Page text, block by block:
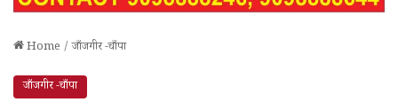
Home / जाँजगीर -चाँपा
जाँजगीर -चाँपा